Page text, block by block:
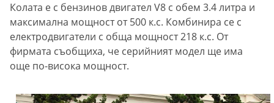
Колата е с бензинов двигател V8 с обем 3.4 литра и
максимална мощност от 500 к.с. Комбинира се с
електродвигатели с обща мощност 218 к.с. От
фирмата съобщиха, че серийният модел ще има
още по-висока мощност.